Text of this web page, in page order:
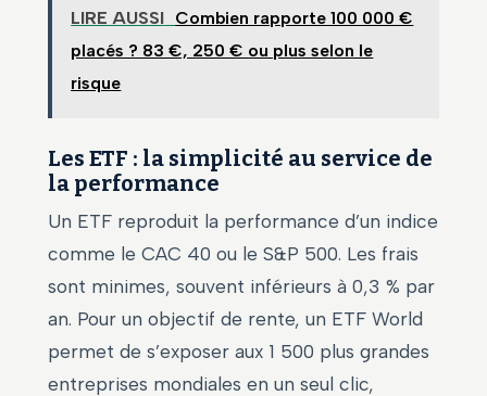
LIRE AUSSI Combien rapporte 100 000 €
placés ? 83 €, 250 € ou plus selon le
risque
Les ETF : la simplicité au service de
la performance
Un ETF reproduit la performance d’un indice
comme le CAC 40 ou le S&P 500. Les frais
sont minimes, souvent inférieurs à 0,3 % par
an. Pour un objectif de rente, un ETF World
permet de s’exposer aux 1 500 plus grandes
entreprises mondiales en un seul clic,